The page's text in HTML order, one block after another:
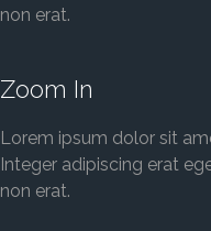
non erat.
Zoom In
Lorem ipsum dolor sit
Integer adipiscing erat
non erat.